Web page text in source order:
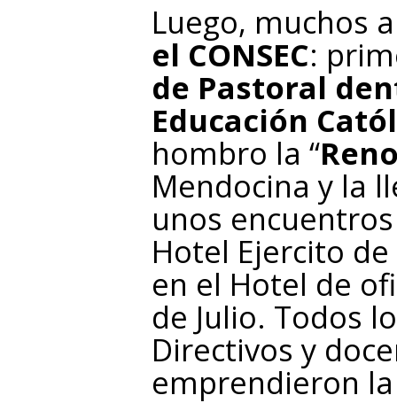
Luego, muchos
el CONSEC:
de Pastoral
Educación
hombro la “
Mendocina y la
unos
Hotel Ejercito
en el Hotel de
de Julio. Todos
Directivos y
emprendieron